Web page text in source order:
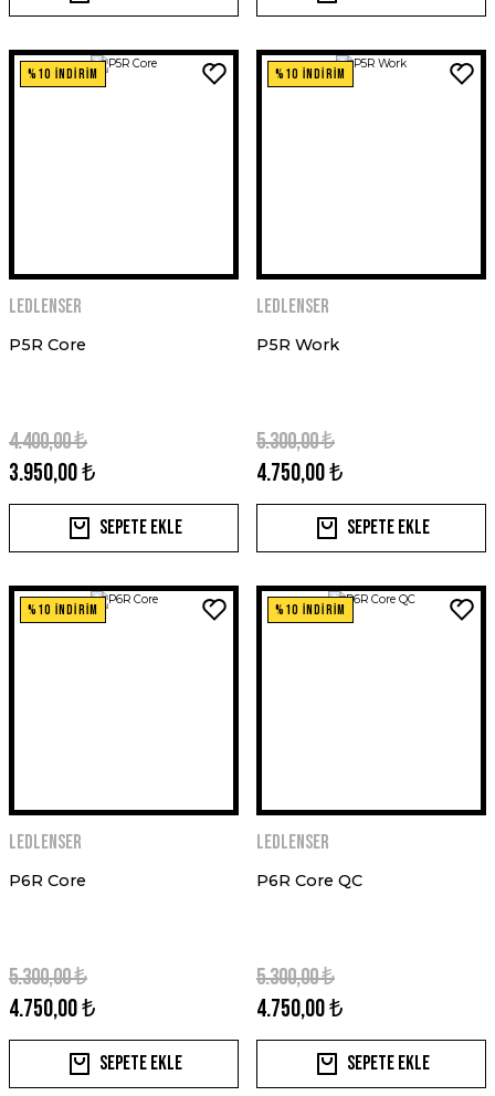
%10 İNDİRİM
Ledlenser
P5R Core
3.950,00 ₺
4.400,00 ₺
Sepete Ekle
%10 İNDİRİM
Ledlenser
P5R Work
4.750,00 ₺
5.300,00 ₺
Sepete Ekle
%10 İNDİRİM
Ledlenser
P6R Core
4.750,00 ₺
5.300,00 ₺
Sepete Ekle
%10 İNDİRİM
Ledlenser
P6R Core QC
4.750,00 ₺
5.300,00 ₺
Sepete Ekle